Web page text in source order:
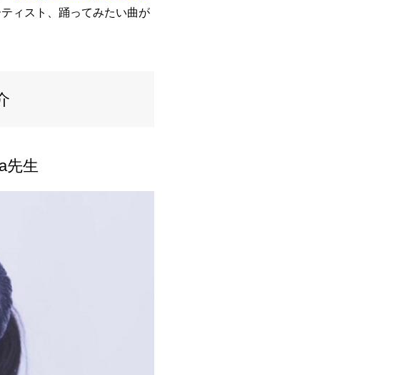
ィスト、踊ってみたい曲が
生